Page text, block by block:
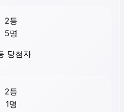
2등
5명
당첨자
2등
1명